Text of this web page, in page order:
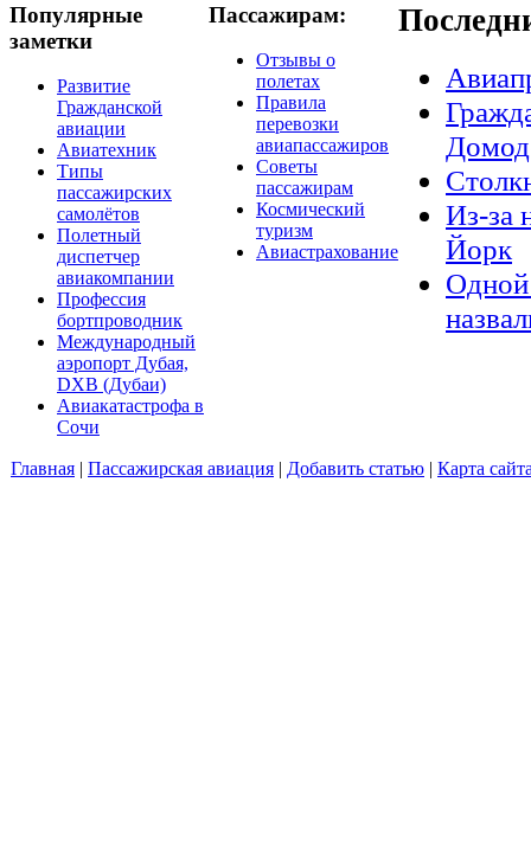
Популярные
заметки
Развитие
Гражданской
авиации
Авиатехник
Типы
пассажирских
самолётов
Полетный
диспетчер
авиакомпании
Профессия
бортпроводник
Международный
аэропорт Дубая,
DXB (Дубаи)
Авиакатастрофа в
Сочи
Пассажирам:
Отзывы о
полетах
Правила
перевозки
авиапассажиров
Советы
пассажирам
Космический
туризм
Авиастрахование
Из-за
Йорк
Одной
Главная | Пассажирская авиация | Добавить статью | Карта